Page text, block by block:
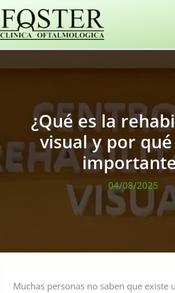
Ir
al
contenido
¿Qué es la
visual y por
04/08/2025
Muchas personas no saben que existe